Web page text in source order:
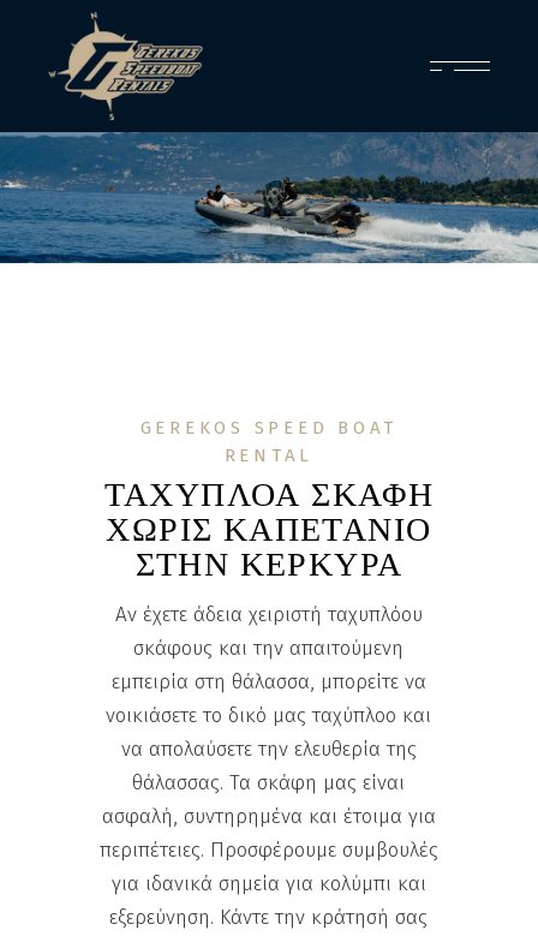
GEREKOS SPEED BOAT
RENTAL
ΤΑΧΥΠΛΟΑ ΣΚΑΦΗ
ΧΩΡΊΣ ΚΑΠΕΤΑΝΙΟ
ΣΤΗΝ ΚΕΡΚΥΡΑ
Αν έχετε άδεια χειριστή ταχυπλόου
σκάφους και την απαιτούμενη
εμπειρία στη θάλασσα, μπορείτε να
νοικιάσετε το δικό μας ταχύπλοο και
να απολαύσετε την ελευθερία της
θάλασσας. Τα σκάφη μας είναι
ασφαλή, συντηρημένα και έτοιμα για
περιπέτειες. Προσφέρουμε συμβουλές
για ιδανικά σημεία για κολύμπι και
εξερεύνηση. Κάντε την κράτησή σας